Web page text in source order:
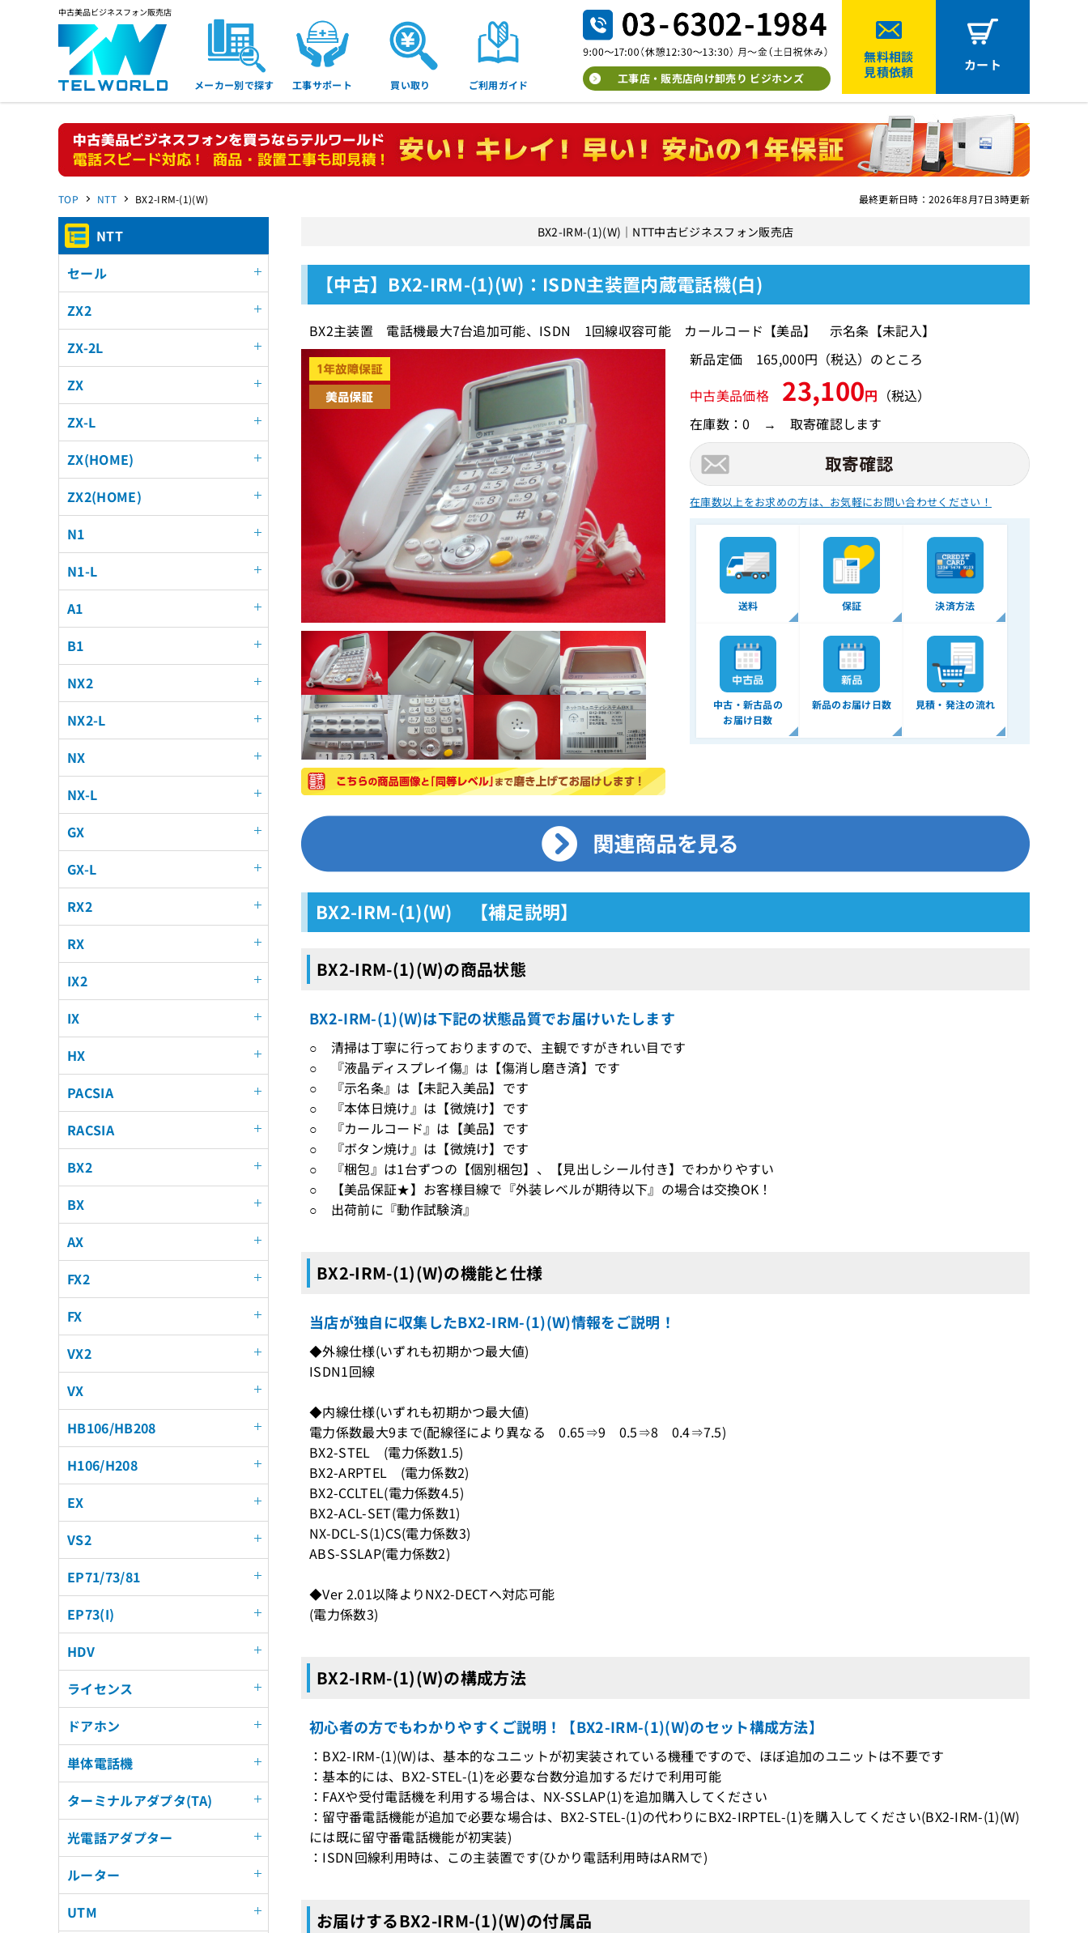
中古美品ビジネスフォン販売店
メーカー別で探す 工事サポート 買い取り ご利用ガイド 工事店・販売店向け卸売り ビジホンズ
無料相談
見積依頼
カート
最終更新日時：2026年8月7日3時更新
TOP NTT BX2-IRM-(1)(W)
BX2-IRM-(1)(W)｜NTT中古ビジネスフォン販売店
【中古】BX2-IRM-(1)(W)：ISDN主装置内蔵電話機(白)
BX2主装置 電話機最大7台追加可能、ISDN 1回線収容可能 カールコード【美品】 示名条【未記入】
新品定価 165,000円（税込）のところ
中古美品価格 23,100円 （税込）
在庫数：0 → 取寄確認します
在庫数以上をお求めの方は、 お気軽にお問い合わせください！
送料 保証 決済方法
中古・新古品の
お届け日数
新品のお届け日数 見積・発注の流れ
BX2-IRM-(1)(W) 【補足説明】
BX2-IRM-(1)(W)の商品状態
BX2-IRM-(1)(W)は下記の状態品質でお届けいたします
○ 清掃は丁寧に行っておりますので、主観ですがきれい目です
○ 『液晶ディスプレイ傷』は【傷消し磨き済】です
○ 『示名条』は【未記入美品】です
○ 『本体日焼け』は【微焼け】です
○ 『カールコード』は【美品】です
○ 『ボタン焼け』は【微焼け】です
○ 『梱包』は1台ずつの【個別梱包】、【見出しシール付き】でわかりやすい
○ 【美品保証★】お客様目線で『外装レベルが期待以下』の場合は交換OK！
○ 出荷前に『動作試験済』
BX2-IRM-(1)(W)の機能と仕様
当店が独自に収集したBX2-IRM-(1)(W)情報をご説明！
◆外線仕様(いずれも初期かつ最大値)
ISDN1回線
◆内線仕様(いずれも初期かつ最大値)
電力係数最大9まで(配線径により異なる 0.65⇒9 0.5⇒8 0.4⇒7.5)
BX2-STEL (電力係数1.5)
BX2-ARPTEL (電力係数2)
BX2-CCLTEL(電力係数4.5)
BX2-ACL-SET(電力係数1)
NX-DCL-S(1)CS(電力係数3)
ABS-SSLAP(電力係数2)
◆Ver 2.01以降よりNX2-DECTへ対応可能
(電力係数3)
BX2-IRM-(1)(W)の構成方法
初心者の方でもわかりやすくご説明！【BX2-IRM-(1)(W)のセット構成方法】
：BX2-IRM-(1)(W)は、基本的なユニットが初実装されている機種ですので、ほぼ追加のユニットは不要です
：基本的には、BX2-STEL-(1)を必要な台数分追加するだけで利用可能
：FAXや受付電話機を利用する場合は、NX-SSLAP(1)を追加購入してください
：留守番電話機能が追加で必要な場合は、BX2-STEL-(1)の代わりにBX2-IRPTEL-(1)を購入してください(BX2-IRM-(1)(W)
には既に留守番電話機能が初実装)
：ISDN回線利用時は、この主装置です(ひかり電話利用時はARMで)
お届けするBX2-IRM-(1)(W)の付属品
NTT
セール
ZX2
ZX-2L
ZX
ZX-L
ZX(HOME)
ZX2(HOME)
N1
N1-L
A1
B1
NX2
NX2-L
NX
NX-L
GX
GX-L
RX2
RX
IX2
IX
HX
PACSIA
RACSIA
BX2
BX
AX
FX2
FX
VX2
VX
HB106/HB208
H106/H208
EX
VS2
EP71/73/81
EP73(I)
HDV
ライセンス
ドアホン
単体電話機
ターミナルアダプタ(TA)
光電話アダプター
ルーター
UTM